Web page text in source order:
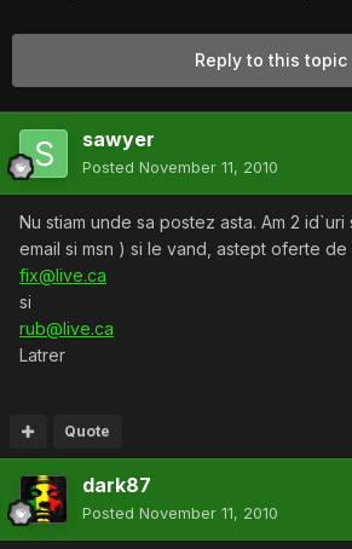
Reply to this topic
sawyer
Posted November 11, 2010
Nu stiam unde sa postez asta. Am 2
email si msn ) si le vand, astept oferte de
fix@live.ca
si
rub@live.ca
Latrer
Quote
dark87
Posted November 11, 2010